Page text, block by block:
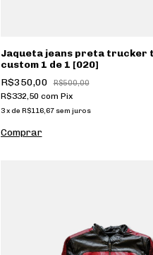
Jaqueta jeans preta trucker
custom 1 de 1 [020]
R$350,00
R$500,00
R$332,50 com Pix
3 x de R$116,67 sem juros